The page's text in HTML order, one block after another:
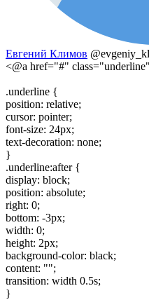
Евгений Климов
<@a href="#"
.underline {
position: relative;
cursor: pointer;
font-size: 24px;
text-decoration: none;
}
.underline:after {
display: block;
position: absolute;
right: 0;
bottom: -3px;
width: 0;
height: 2px;
background-color: black;
content: "";
transition: width 0.5s;
}